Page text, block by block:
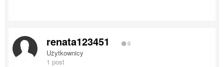
renata123451 0
Użytkownicy
1 post